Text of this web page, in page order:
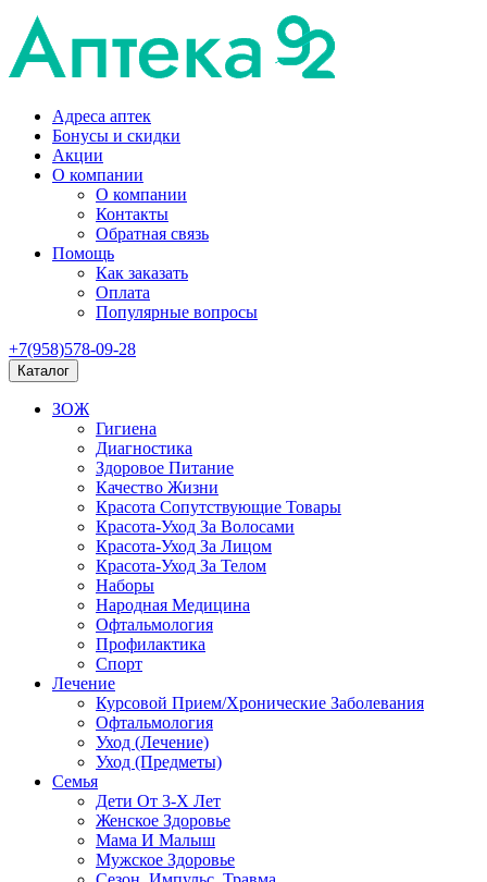
Адреса аптек
Бонусы и скидки
Акции
О компании
О компании
Контакты
Обратная связь
Помощь
Как заказать
Оплата
Популярные вопросы
+7(958)578-09-28
Каталог
ЗОЖ
Гигиена
Диагностика
Здоровое Питание
Качество Жизни
Красота Сопутствующие Товары
Красота-Уход За Волосами
Красота-Уход За Лицом
Красота-Уход За Телом
Наборы
Народная Медицина
Офтальмология
Профилактика
Спорт
Лечение
Курсовой Прием/Хронические Заболевания
Офтальмология
Уход (Лечение)
Уход (Предметы)
Семья
Дети От 3-Х Лет
Женское Здоровье
Мама И Малыш
Мужское Здоровье